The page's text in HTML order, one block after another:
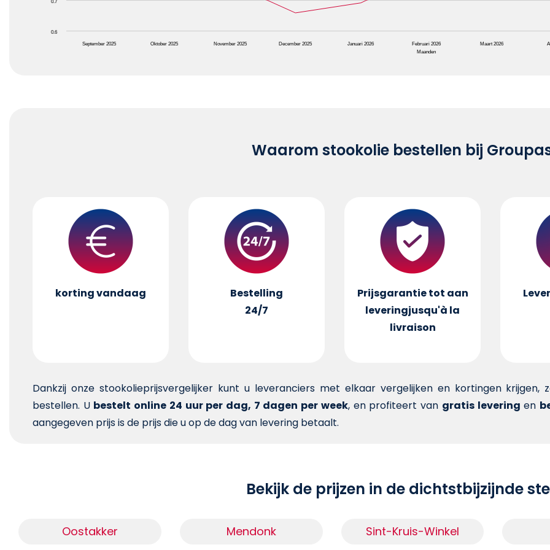
Maanden
September 2025 Oktober 2025 November 2025 December 2025 Januari 2026 Februari 2026 Maart 2026
0.6
0.7
Waarom stookolie bestellen bij
korting vandaag
Bestelling
24/7
Prijsgarantie tot aan
leveringjusqu'à la
livraison
Dankzij onze stookolieprijsvergelijker kunt u leveranciers met elkaar vergelijken en kortingen
bestellen. U bestelt online 24 uur per dag, 7 dagen per week, en profiteert van gratis levering en
aangegeven prijs is de prijs die u op de dag van levering betaalt.
Bekijk de prijzen in de dichtstbijzijnde
Oostakker Mendonk Sint-Kruis-Winkel